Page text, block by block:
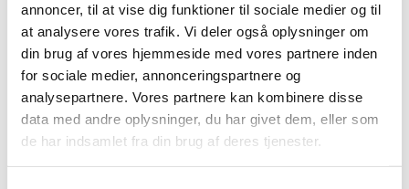
annoncer, til at vise dig funktioner til sociale medier og til
at analysere vores trafik. Vi deler også oplysninger om
din brug af vores hjemmeside med vores partnere inden
for sociale medier, annonceringspartnere og
analysepartnere. Vores partnere kan kombinere disse
data med andre oplysninger, du har givet dem, eller som
de har indsamlet fra din brug af deres tjenester.
Endelig indstilling til tilskudsstatus for
medicin mod Parkinsons sygdom
|4. november 2016|
Medicintilskudsnævnet har revurderet tilskudsstatus for
medicin mod Parkinson sygdom (ATC-gruppe N04) og …
Symbicort inhalationsspray® får generelt